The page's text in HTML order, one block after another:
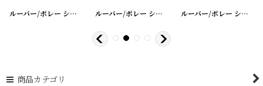
[20200401-20 ]
ルーバー/ボレー シャッター シングル [20200401-18
ルーバー/ボレー シャッター シングル [20200401-19
ルーバー/ボレー シャッター シングル
商品カテゴリ